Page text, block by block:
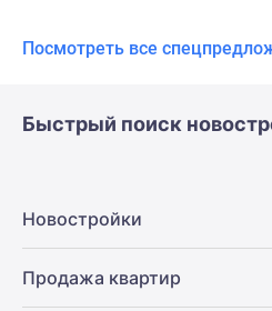
Посмотреть все
Быстрый поиск
Новостройки
Продажа квартир